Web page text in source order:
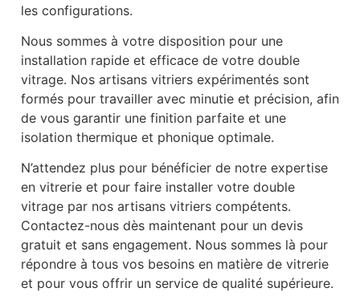
les configurations.
Nous sommes à votre disposition pour une
installation rapide et efficace de votre double
vitrage. Nos artisans vitriers expérimentés sont
formés pour travailler avec minutie et précision, afin
de vous garantir une finition parfaite et une
isolation thermique et phonique optimale.
N’attendez plus pour bénéficier de notre expertise
en vitrerie et pour faire installer votre double
vitrage par nos artisans vitriers compétents.
Contactez-nous dès maintenant pour un devis
gratuit et sans engagement. Nous sommes là pour
répondre à tous vos besoins en matière de vitrerie
et pour vous offrir un service de qualité supérieure.